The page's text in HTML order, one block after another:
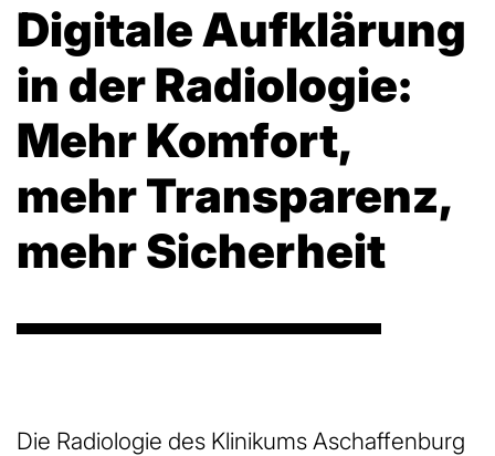
Digitale Aufklärung
in der Radiologie:
Mehr Komfort,
mehr Transparenz,
mehr Sicherheit
Die Radiologie des Klinikums Aschaffenburg